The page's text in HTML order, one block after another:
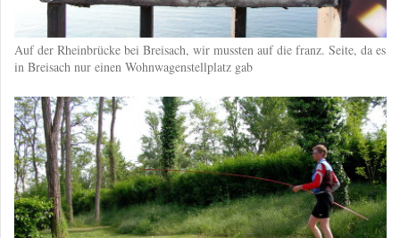
Auf der Rheinbrücke bei Breisach, wir mussten auf die franz. Seite, da es
in Breisach nur einen Wohnwagenstellplatz gab